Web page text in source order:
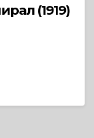
(1919)